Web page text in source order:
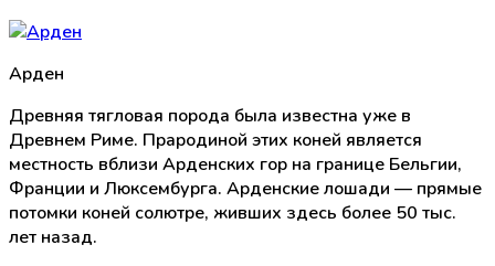
Арден
Древняя тягловая порода была известна уже в
Древнем Риме. Прародиной этих коней является
местность вблизи Арденских гор на границе Бельгии,
Франции и Люксембурга. Арденские лошади — прямые
потомки коней солютре, живших здесь более 50 тыс.
лет назад.